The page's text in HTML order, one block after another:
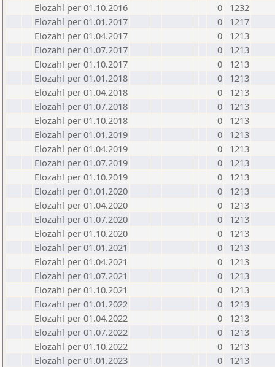
Elozahl per 01.10.2016
0
1232
Elozahl per 01.01.2017
0
1217
Elozahl per 01.04.2017
0
1213
Elozahl per 01.07.2017
0
1213
Elozahl per 01.10.2017
0
1213
Elozahl per 01.01.2018
0
1213
Elozahl per 01.04.2018
0
1213
Elozahl per 01.07.2018
0
1213
Elozahl per 01.10.2018
0
1213
Elozahl per 01.01.2019
0
1213
Elozahl per 01.04.2019
0
1213
Elozahl per 01.07.2019
0
1213
Elozahl per 01.10.2019
0
1213
Elozahl per 01.01.2020
0
1213
Elozahl per 01.04.2020
0
1213
Elozahl per 01.07.2020
0
1213
Elozahl per 01.10.2020
0
1213
Elozahl per 01.01.2021
0
1213
Elozahl per 01.04.2021
0
1213
Elozahl per 01.07.2021
0
1213
Elozahl per 01.10.2021
0
1213
Elozahl per 01.01.2022
0
1213
Elozahl per 01.04.2022
0
1213
Elozahl per 01.07.2022
0
1213
Elozahl per 01.10.2022
0
1213
Elozahl per 01.01.2023
0
1213